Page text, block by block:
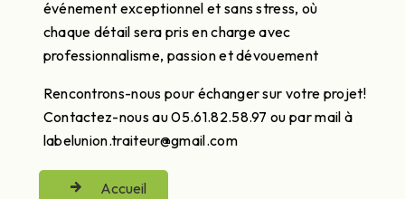
événement exceptionnel et sans stress, où
chaque détail sera pris en charge avec
professionnalisme, passion et dévouement
Rencontrons-nous pour échanger sur votre projet!
Contactez-nous au 05.61.82.58.97 ou par mail à
labelunion.traiteur@gmail.com
Accueil